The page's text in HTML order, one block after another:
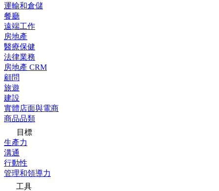
運輸和倉儲
餐廳
遠端工作
房地產
醫療保健
法律業務
房地產 CRM
顧問
旅遊
建設
實體店面與電商
商品品類
目標
生產力
溝通
行動性
管理和領導力
工具